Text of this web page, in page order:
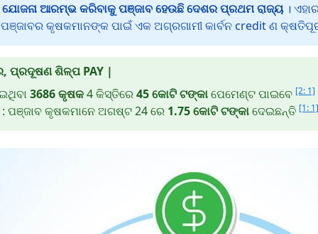
ଆରମ୍ଭ କରିବାକୁ ପଞ୍ଜାବ ହେଉଛି ଦେଶର ପ୍ରଥମ ରାଜ୍ୟ।
କୃଷକମାନଙ୍କ ପାଇଁ ଏକ ଅଗ୍ରଗାମୀ କାର୍ବନ credit ଣ
ପ୍ରଦୂଷଣ ଶିଳ୍ପ PAY |
3686 କୃଷକ4 କିସ୍ତିରେ45 କୋଟି ଟଙ୍କାପେମେଣ୍ଟ ପାଇବେ [2: 1]
: ପଞ୍ଜାବ କୃଷକମାନେ ଅଗଷ୍ଟ 24 ରେ 1.75 କୋଟି ଟଙ୍କାଦେଇଛନ୍ତି [1: 1]